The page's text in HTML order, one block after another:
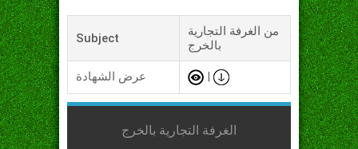
Subject
من الغرفة التجارية
بالخرج
عرض الشهادة
الغرفة التجارية بالخرج